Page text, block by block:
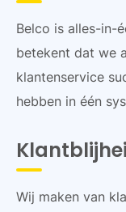
Belco is alles-in-
betekent dat we
klantenservice
hebben in één
Wij maken van